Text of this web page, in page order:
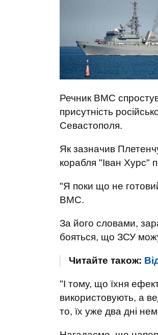
Речник ВМС
присутність
Севастополя.
Як зазначив
корабля "Іван Хурс"
"Я поки що не
ВМС.
За його словами,
бояться, що ЗСУ
Читайте також:
"І тому, що їхня
використовують, а
то, їх уже два дні